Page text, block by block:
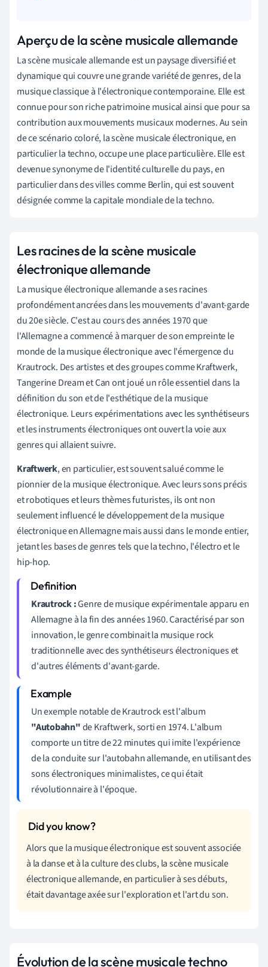
Aperçu de la scène musicale allemande
La scène musicale allemande est un paysage diversifié et
dynamique qui couvre une grande variété de genres, de la
musique classique à l'électronique contemporaine. Elle est
connue pour son riche patrimoine musical ainsi que pour sa
contribution aux mouvements musicaux modernes. Au sein
de ce scénario coloré, la scène musicale électronique, en
particulier la techno, occupe une place particulière. Elle est
devenue synonyme de l'identité culturelle du pays, en
particulier dans des villes comme Berlin, qui est souvent
désignée comme la capitale mondiale de la techno.
Les racines de la scène musicale
électronique allemande
La musique électronique allemande a ses racines
profondément ancrées dans les mouvements d'avant-garde
du 20e siècle. C'est au cours des années 1970 que
l'Allemagne a commencé à marquer de son empreinte le
monde de la musique électronique avec l'émergence du
Krautrock. Des artistes et des groupes comme Kraftwerk,
Tangerine Dream et Can ont joué un rôle essentiel dans la
définition du son et de l'esthétique de la musique
électronique. Leurs expérimentations avec les synthétiseurs
et les instruments électroniques ont ouvert la voie aux
genres qui allaient suivre.
Kraftwerk, en particulier, est souvent salué comme le
pionnier de la musique électronique. Avec leurs sons précis
et robotiques et leurs thèmes futuristes, ils ont non
seulement influencé le développement de la musique
électronique en Allemagne mais aussi dans le monde entier,
jetant les bases de genres tels que la techno, l'électro et le
hip-hop.
Krautrock :Genre de musique expérimentale apparu en
Allemagne à la fin des années 1960. Caractérisé par son
innovation, le genre combinait la musique rock
traditionnelle avec des synthétiseurs électroniques et
d'autres éléments d'avant-garde.
Un exemple notable de Krautrock est l'album
"Autobahn"de Kraftwerk, sorti en 1974. L'album
comporte un titre de 22 minutes qui imite l'expérience
de la conduite sur l'autobahn allemande, en utilisant des
sons électroniques minimalistes, ce qui était
révolutionnaire à l'époque.
Alors que la musique électronique est souvent associée
à la danse et à la culture des clubs, la scène musicale
électronique allemande, en particulier à ses débuts,
était davantage axée sur l'exploration et l'art du son.
Évolution de la scène musicale techno